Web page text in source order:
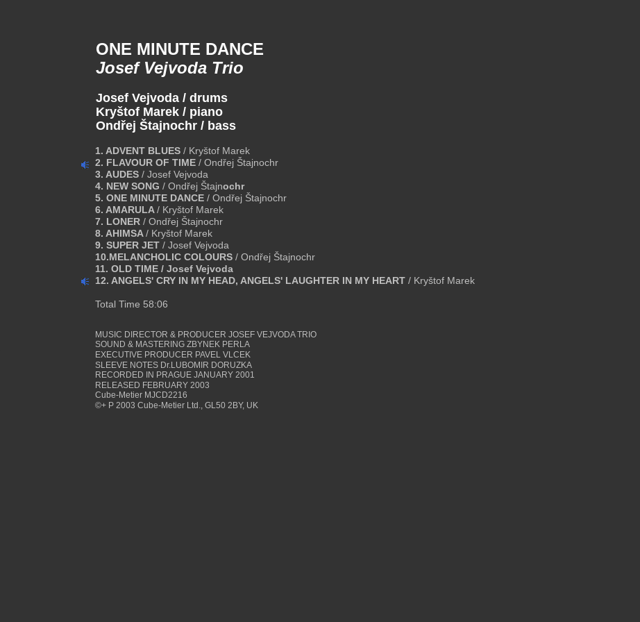
ONE MINUTE DANCE
Josef Vejvoda Trio
Josef Vejvoda / drums
Kryštof Marek / piano
Ondřej Štajnochr / bass
1. ADVENT BLUES / Kryštof Marek
2. FLAVOUR OF TIME / Ondřej Štajnochr
3. AUDES / Josef Vejvoda
4. NEW SONG / Ondřej Štajnochr
5. ONE MINUTE DANCE / Ondřej Štajnochr
6. AMARULA / Kryštof Marek
7. LONER / Ondřej Štajnochr
8. AHIMSA / Kryštof Marek
9. SUPER JET / Josef Vejvoda
10.MELANCHOLIC COLOURS / Ondřej Štajnochr
11. OLD TIME / Josef Vejvoda
12. ANGELS' CRY IN MY HEAD, ANGELS' LAUGHTER IN MY HEART / Kryštof Marek
Total Time 58:06
MUSIC DIRECTOR & PRODUCER JOSEF VEJVODA TRIO
SOUND & MASTERING ZBYNEK PERLA
EXECUTIVE PRODUCER PAVEL VLCEK
SLEEVE NOTES Dr.LUBOMIR DORUZKA
RECORDED IN PRAGUE JANUARY 2001
RELEASED FEBRUARY 2003
Cube-Metier MJCD2216
©+ P 2003 Cube-Metier Ltd., GL50 2BY, UK